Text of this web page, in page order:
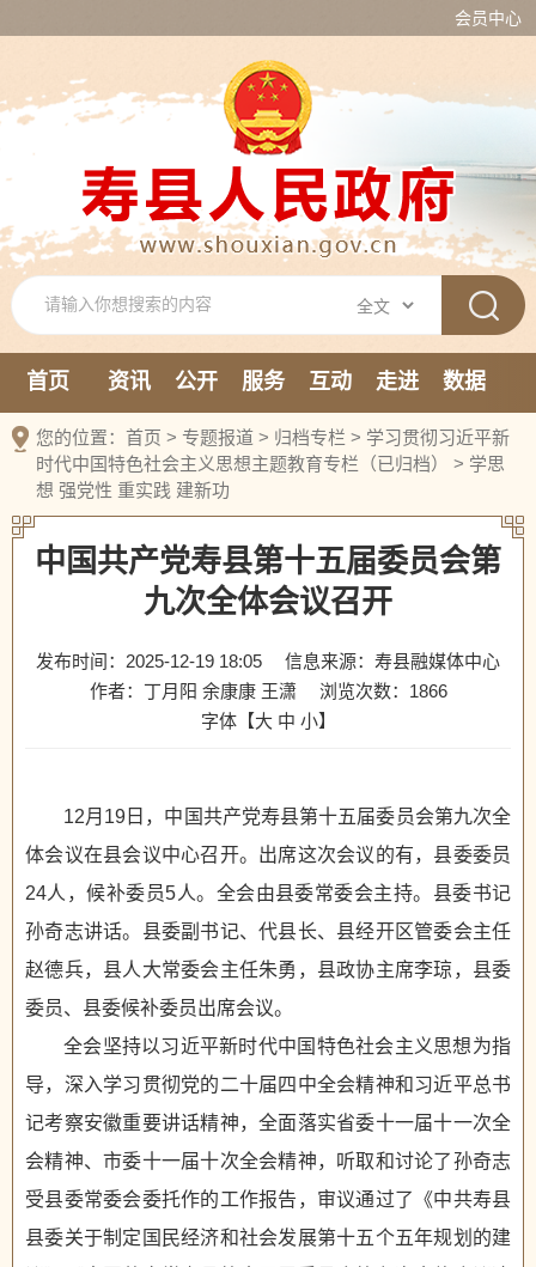
会员中心
首页 资讯 公开 服务 互动 走进
数据
新媒体
您的位置： 首页 > 专题报道 > 归档专栏 > 学习贯彻习近平新
时代中国特色社会主义思想主题教育专栏（已归档）
> 学思
想 强党性 重实践 建新功
中国共产党寿县第十五届委员会第
九次全体会议召开
发布时间：2025-12-19 18:05
信息来源：寿县融媒体中心
作者：丁月阳 余康康 王潇
浏览次数： 1866
字体【大 中 小】
12月19日，中国共产党寿县第十五届委员会第九次全
体会议在县会议中心召开。出席这次会议的有，县委委员
24人，候补委员5人。全会由县委常委会主持。县委书记
孙奇志讲话。县委副书记、代县长、县经开区管委会主任
赵德兵，县人大常委会主任朱勇，县政协主席李琼，县委
委员、县委候补委员出席会议。
全会坚持以习近平新时代中国特色社会主义思想为指
导，深入学习贯彻党的二十届四中全会精神和习近平总书
记考察安徽重要讲话精神，全面落实省委十一届十一次全
会精神、市委十一届十次全会精神，听取和讨论了孙奇志
受县委常委会委托作的工作报告，审议通过了《中共寿县
县委关于制定国民经济和社会发展第十五个五年规划的建